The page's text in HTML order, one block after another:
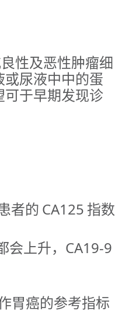
性及恶性肿瘤细
尿液中中的蛋
于早期发现诊
者的 CA125 指数
会上升，CA19-9
胃癌的参考指标